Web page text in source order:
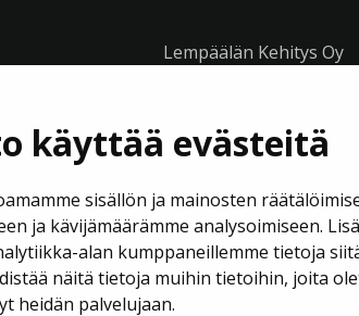
käyttää evästeitä
sisällön ja mainosten
ja kävijämäärämme analysoimiseen.
alan kumppaneillemme tietoja
näitä tietoja muihin tietoihin, joita
heidän palvelujaan.
Lempäälän Kehitys Oy
business@lempaala.fi